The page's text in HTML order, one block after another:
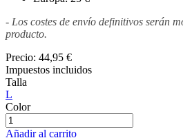
- Los costes de envío definitivos serán
producto.
Precio: 44,95 €
Impuestos incluidos
Talla
L
Color
Añadir al carrito